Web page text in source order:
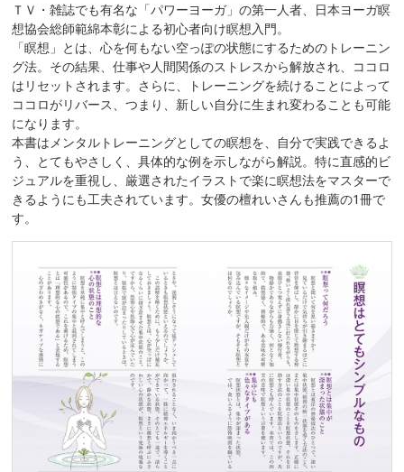
ＴＶ・雑誌でも有名な「パワーヨーガ」の第一人者、日本ヨーガ瞑
想協会総師範綿本彰による初心者向け瞑想入門。
「瞑想」とは、心を何もない空っぽの状態にするためのトレーニン
グ法。その結果、仕事や人間関係のストレスから解放され、ココロ
はリセットされます。さらに、トレーニングを続けることによって
ココロがリバース、つまり、新しい自分に生まれ変わることも可能
になります。
本書はメンタルトレーニングとしての瞑想を、自分で実践できるよ
う、とてもやさしく、具体的な例を示しながら解説。特に直感的ビ
ジュアルを重視し、厳選されたイラストで楽に瞑想法をマスターで
きるようにも工夫されています。女優の檀れいさんも推薦の1冊で
す。